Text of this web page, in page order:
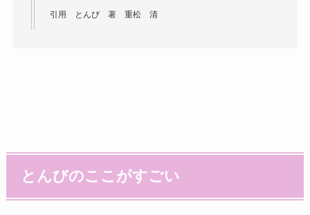
引用 とんび 著 重松 清
とんびのここがすごい